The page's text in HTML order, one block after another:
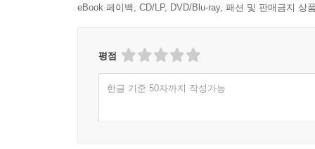
eBook 페이백, CD/LP, DVD/Blu-ray, 패션 및 판매금지 상
평점
한글 기준 50자까지 작성가능